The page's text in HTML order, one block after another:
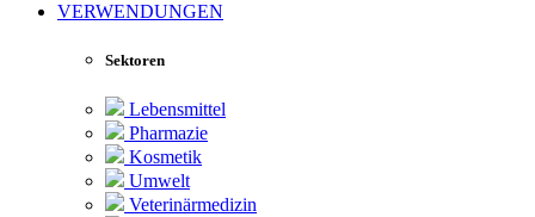
VERWENDUNGEN
Sektoren
Lebensmittel
Pharmazie
Kosmetik
Umwelt
Veterinärmedizin